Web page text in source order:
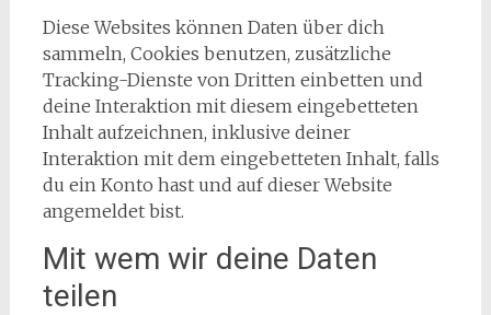
Diese Websites können Daten über dich
sammeln, Cookies benutzen, zusätzliche
Tracking-Dienste von Dritten einbetten und
deine Interaktion mit diesem eingebetteten
Inhalt aufzeichnen, inklusive deiner
Interaktion mit dem eingebetteten Inhalt, falls
du ein Konto hast und auf dieser Website
angemeldet bist.
Mit wem wir deine Daten
teilen